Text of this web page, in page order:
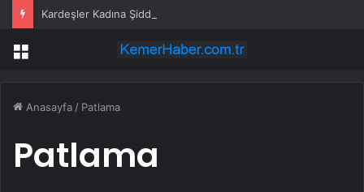
Kardeşler Kadına Şiddete Karşı Çıktı, Bıçaklandı
Menü
Anasayfa / Patlama
Patlama